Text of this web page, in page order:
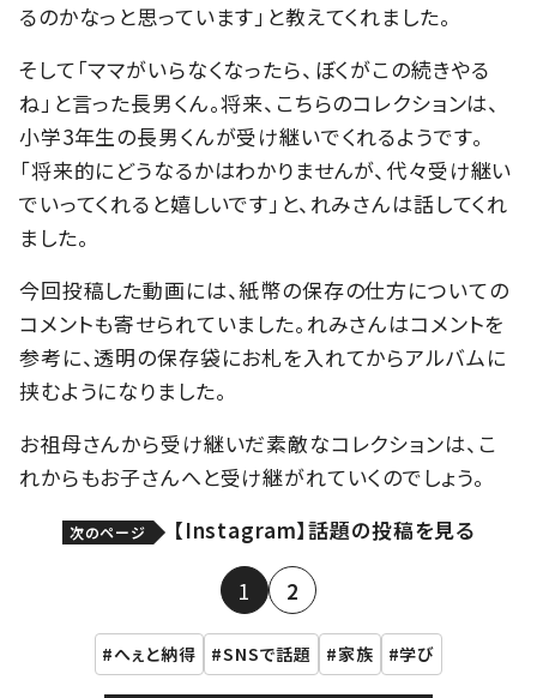
るのかなっと思っています」と教えてくれました。
そして「ママがいらなくなったら、ぼくがこの続きやる
ね」と言った長男くん。将来、こちらのコレクションは、
小学3年生の長男くんが受け継いでくれるようです。
「将来的にどうなるかはわかりませんが、代々受け継い
でいってくれると嬉しいです」と、れみさんは話してくれ
ました。
今回投稿した動画には、紙幣の保存の仕方についての
コメントも寄せられていました。れみさんはコメントを
参考に、透明の保存袋にお札を入れてからアルバムに
挟むようになりました。
お祖母さんから受け継いだ素敵なコレクションは、こ
れからもお子さんへと受け継がれていくのでしょう。
次のページ 【Instagram】話題の投稿を見る
1 2
へぇと納得 SNSで話題 家族 学び